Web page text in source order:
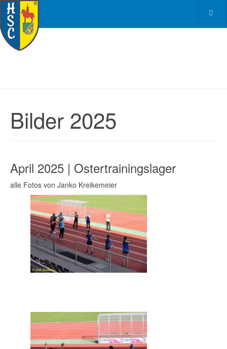
Bilder 2025
April 2025 | Ostertrainingslager
alle Fotos von Janko Kreikemeier